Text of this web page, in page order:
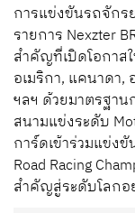
การแข่งขันรถจักร
รายการ Nexzter
สำคัญที่เปิดโอกาส
อเมริกา, แคนาดา,
ฯลฯ ด้วยมาตรฐา
สนามแข่งระดับ
การ์ดเข้าร่วมแข่ง
Road Racing
สำคัญสู่ระดับโลกอ